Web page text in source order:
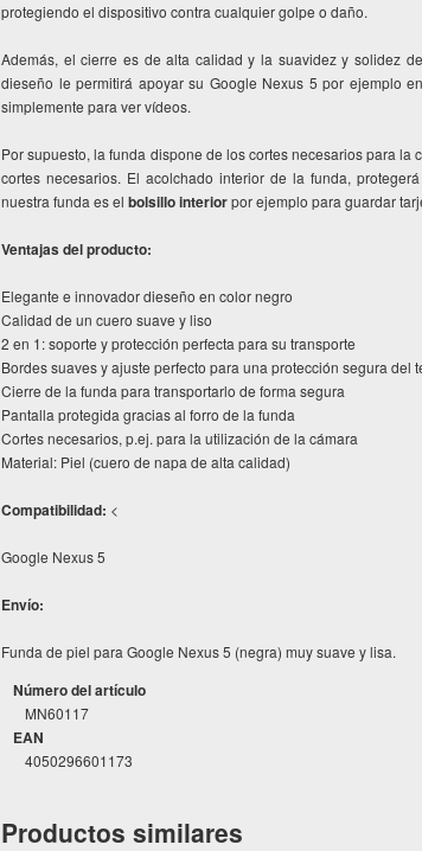
protegiendo el dispositivo contra cualquier golpe o daño.
Además, el cierre es de alta calidad y la suavidez y solidez
dieseño le permitirá apoyar su Google Nexus 5 por ejemplo
simplemente para ver vídeos.
Por supuesto, la funda dispone de los cortes necesarios para
cortes necesarios. El acolchado interior de la funda,
nuestra funda es el bolsillo interiorpor ejemplo para guardar
Ventajas del producto:
Elegante e innovador dieseño en color negro
Calidad de un cuero suave y liso
2 en 1: soporte y protección perfecta para su transporte
Bordes suaves y ajuste perfecto para una protección segura del
Cierre de la funda para transportarlo de forma segura
Pantalla protegida gracias al forro de la funda
Cortes necesarios, p.ej. para la utilización de la cámara
Material: Piel (cuero de napa de alta calidad)
Compatibilidad: <
Google Nexus 5
Envío:
Funda de piel para Google Nexus 5 (negra) muy suave y lisa.
Número del artículo
MN60117
EAN
4050296601173
Productos similares